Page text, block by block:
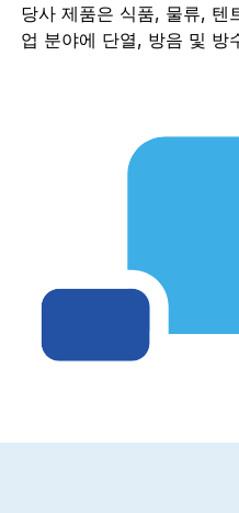
당사 제품은 식품, 물류, 텐
업 분야에 단열, 방음 및 방